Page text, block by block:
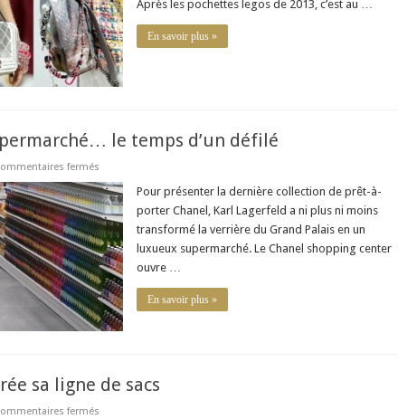
look
street
art
Après les pochettes legos de 2013, c’est au …
En savoir plus »
le temps d’un défilé
ferméssur
crée
son
supermarché…
le
temps
d’un
défilé
Pour présenter la dernière collection de prêt-à-
porter Chanel, Karl Lagerfeld a ni plus ni moins
transformé la verrière du Grand Palais en un
luxueux supermarché. Le Chanel shopping center
ouvre …
En savoir plus »
sa ligne de sacs
ferméssur